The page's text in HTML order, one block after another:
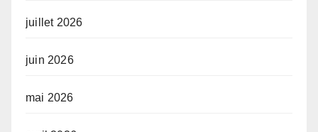
juillet 2026
juin 2026
mai 2026